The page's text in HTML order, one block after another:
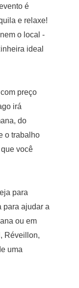
é
e relaxe!
o local -
ideal
preço
irá
do
o trabalho
você
para
para ajudar a
ou em
Réveillon,
uma